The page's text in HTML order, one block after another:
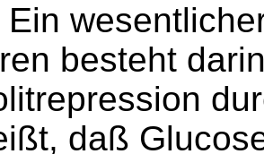
Ein
besteht
daß